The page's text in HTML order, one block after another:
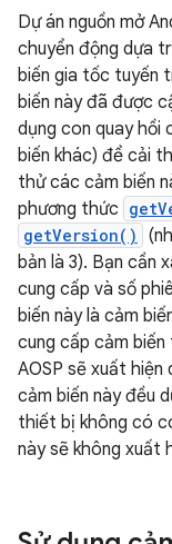
Dự án nguồn mở
chuyển động dựa
biến gia tốc tuyến
biến này đã được
dụng con quay hồi
biến khác) để cải
thử các cảm biến
phương thức
getVersion()
bản là 3). Bạn cần
cung cấp và số
biến này là cảm
cung cấp cảm
AOSP sẽ xuất hiện
cảm biến này đều
thiết bị không có
này sẽ không xuất